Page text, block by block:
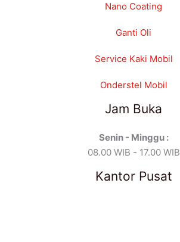
Nano Coating
Ganti Oli
Service Kaki Mobil
Onderstel Mobil
Jam Buka
Senin - Minggu :
08.00 WIB - 17.00 WIB
Kantor Pusat